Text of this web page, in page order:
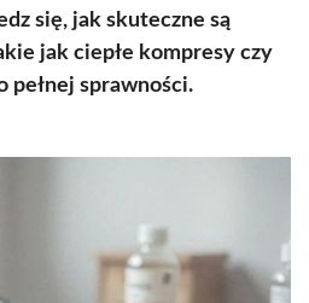
się, jak skuteczne są
jak ciepłe kompresy czy
pełnej sprawności.